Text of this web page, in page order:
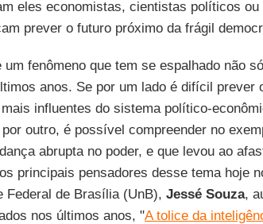
eles economistas, cientistas políticos ou
prever o futuro próximo da frágil
fenômeno que tem se espalhado não
anos. Se por um lado é difícil prever
influentes do sistema político-
outro, é possível compreender no
abrupta no poder, e que levou ao
principais pensadores desse tema hoje
Federal de Brasília (UnB), Jessé Souza,
nos últimos anos, "A tolice da